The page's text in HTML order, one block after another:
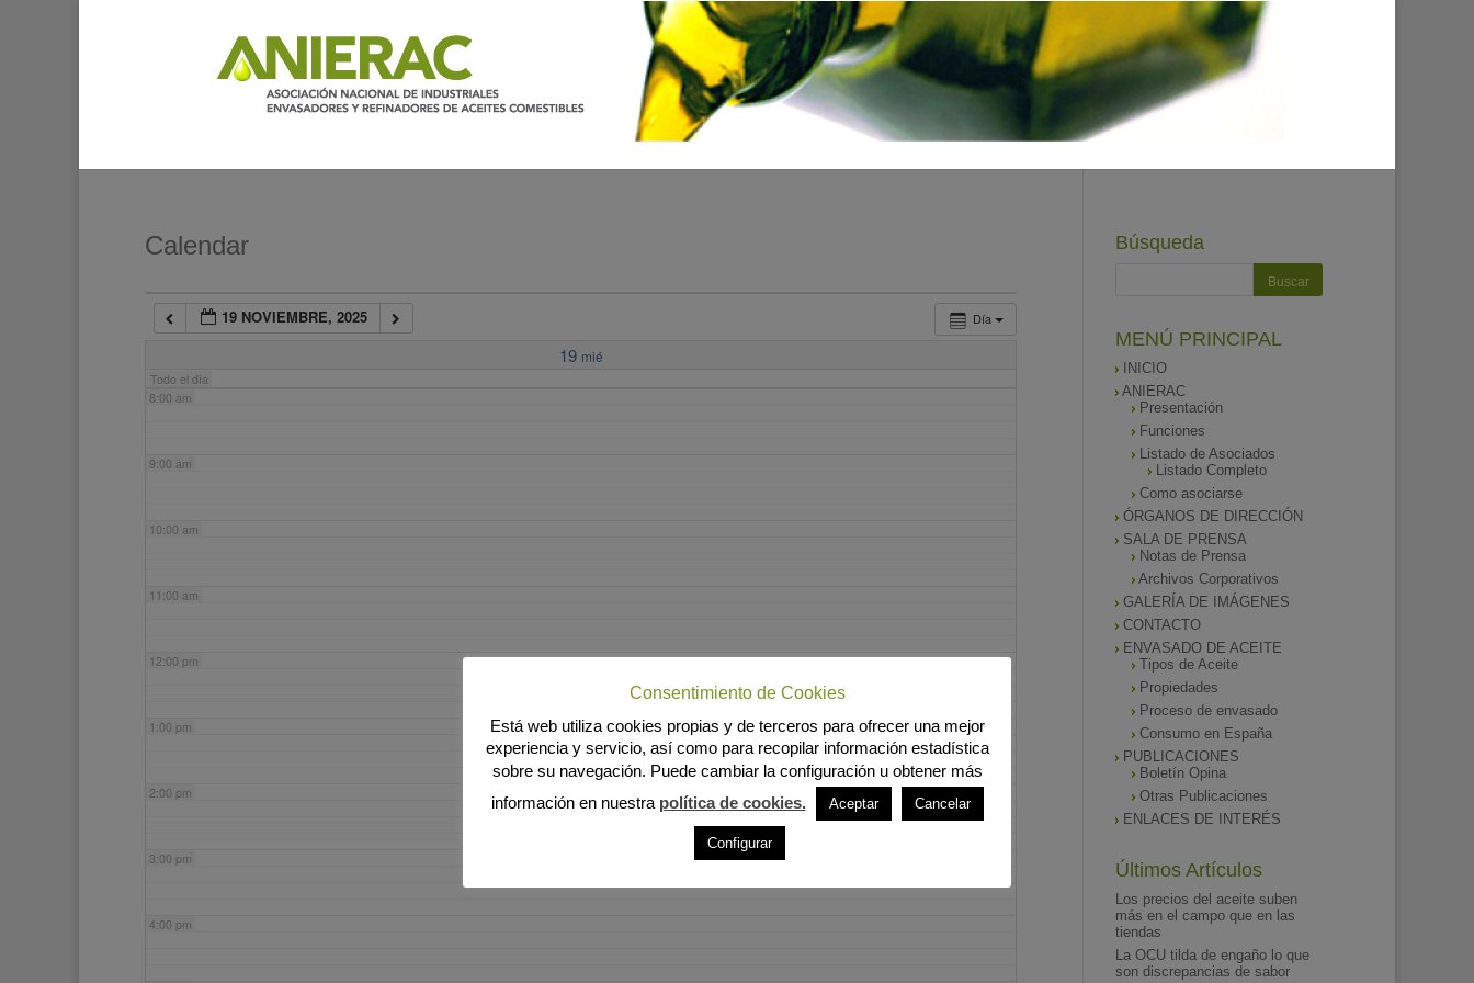
Calendar
Día
19 NOVIEMBRE, 2025
19 mié
Todo el día
7:00 am
8:00 am
9:00 am
10:00 am
11:00 am
12:00 pm
1:00 pm
2:00 pm
3:00 pm
4:00 pm
Búsqueda
MENÚ PRINCIPAL
INICIO
ANIERAC
Presentación
Funciones
Listado de Asociados
Listado Completo
Como asociarse
ÓRGANOS DE DIRECCIÓN
SALA DE PRENSA
Notas de Prensa
Archivos Corporativos
GALERÍA DE IMÁGENES
CONTACTO
ENVASADO DE ACEITE
Tipos de Aceite
Propiedades
Proceso de envasado
Consumo en España
PUBLICACIONES
Boletín Opina
Otras Publicaciones
ENLACES DE INTERÉS
Últimos Artículos
Los precios del aceite suben
más en el campo que en las
tiendas
La OCU tilda de engaño lo que
son discrepancias de sabor
Consentimiento de Cookies
Está web utiliza cookies propias y de terceros para ofrecer una mejor
experiencia y servicio, así como para recopilar información estadística
sobre su navegación. Puede cambiar la configuración u obtener más
información en nuestra política de cookies. Aceptar Cancelar
Configurar